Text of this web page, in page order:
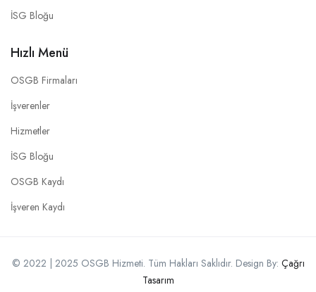
İSG Bloğu
Hızlı Menü
OSGB Firmaları
İşverenler
Hizmetler
İSG Bloğu
OSGB Kaydı
İşveren Kaydı
© 2022 | 2025 OSGB Hizmeti. Tüm Hakları Saklıdır. Design By: Çağrı
Tasarım